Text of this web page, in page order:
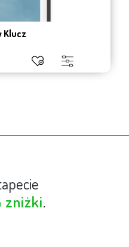
Klucz
zniżki.